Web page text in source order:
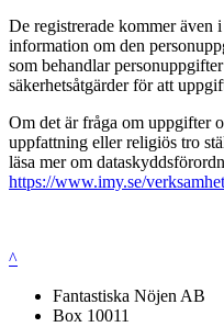
De registrerade kommer även
information om den
som behandlar
säkerhetsåtgärder för att
Om det är fråga om uppgifter
uppfattning eller religiös tro
läsa mer om
https://www.imy.se/
^
Fantastiska Nöjen AB
Box 10011